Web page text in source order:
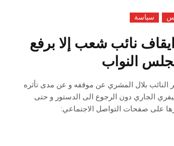
سياسة
نائب شعب إلا برفع
النواب
النائب بلال المشري عن موقفه و عن مدى تأثره
ايقاف زميله أحمد السعيداني يوم 4 فيفري الجاري دون الرجوع الى الدستور و حتى
على صفحات التواصل الاجتماعي: